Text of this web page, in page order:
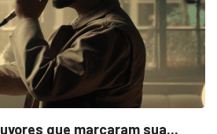
que marcaram sua...